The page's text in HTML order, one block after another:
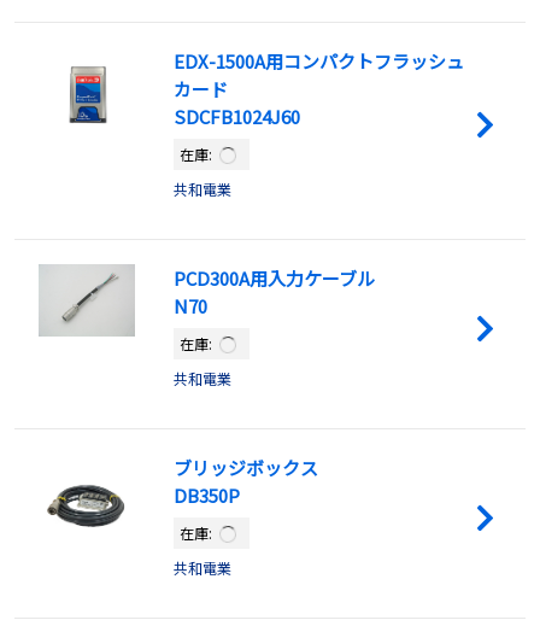
EDX-1500A用コンパクトフラッシュ
カード
SDCFB1024J60
在庫:
共和電業
PCD300A用入力ケーブル
N70
在庫:
共和電業
ブリッジボックス
DB350P
在庫:
共和電業